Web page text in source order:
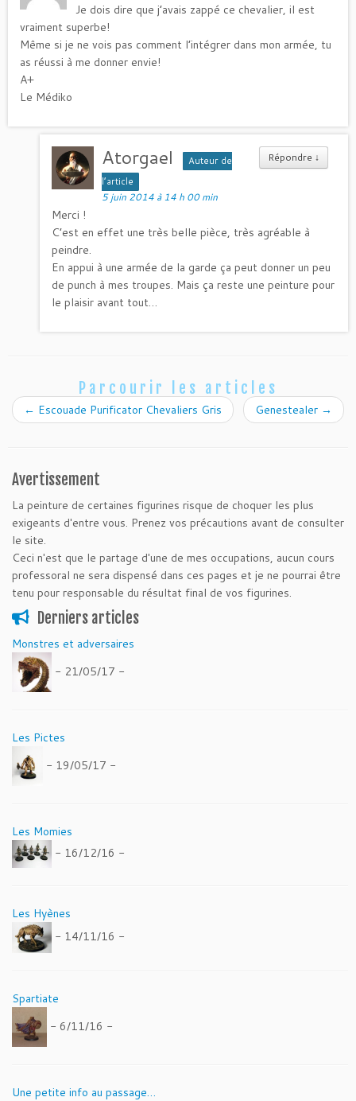
Je dois dire que j’avais zappé ce chevalier, il est
vraiment superbe!
Même si je ne vois pas comment l’intégrer dans mon armée, tu
as réussi à me donner envie!
A+
Le Médiko
Répondre ↓
Atorgael
Auteur de
l’article
5 juin 2014 à 14 h 00 min
Merci !
C’est en effet une très belle pièce, très agréable à
peindre.
En appui à une armée de la garde ça peut donner un peu
de punch à mes troupes. Mais ça reste une peinture pour
le plaisir avant tout…
Parcourir les articles
← Escouade Purificator Chevaliers Gris Genestealer →
Avertissement
La peinture de certaines figurines risque de choquer les plus
exigeants d'entre vous. Prenez vos précautions avant de consulter
le site.
Ceci n'est que le partage d'une de mes occupations, aucun cours
professoral ne sera dispensé dans ces pages et je ne pourrai être
tenu pour responsable du résultat final de vos figurines.
Derniers articles
Monstres et adversaires
- 21/05/17 -
Les Pictes
- 19/05/17 -
Les Momies
- 16/12/16 -
Les Hyènes
- 14/11/16 -
Spartiate
- 6/11/16 -
Une petite info au passage…